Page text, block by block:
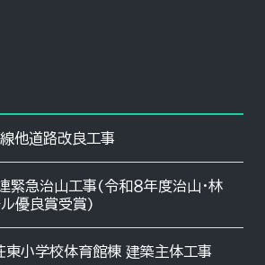
他道路改良工事
緊急治山工事(令和８年度治山・林
優良賞受賞)
東小学校体育館棟 建築主体工事